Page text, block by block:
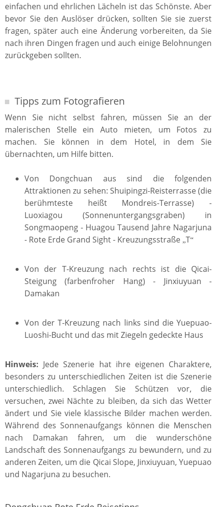
einfachen und ehrlichen Lächeln ist das Schönste. Aber
bevor Sie den Auslöser drücken, sollten Sie sie zuerst
fragen, später auch eine Änderung vorbereiten, da Sie
nach ihren Dingen fragen und auch einige Belohnungen
zurückgeben sollten.
Tipps zum Fotografieren
Wenn Sie nicht selbst fahren, müssen Sie an der
malerischen Stelle ein Auto mieten, um Fotos zu
machen. Sie können in dem Hotel, in dem Sie
übernachten, um Hilfe bitten.
Von Dongchuan aus sind die folgenden
Attraktionen zu sehen: Shuipingzi-Reisterrasse (die
berühmteste heißt Mondreis-Terrasse) -
Luoxiagou (Sonnenuntergangsgraben) in
Songmaopeng - Huagou Tausend Jahre Nagarjuna
- Rote Erde Grand Sight - Kreuzungsstraße „T“
Von der T-Kreuzung nach rechts ist die Qicai-
Steigung (farbenfroher Hang) - Jinxiuyuan -
Damakan
Von der T-Kreuzung nach links sind die Yuepuao-
Luoshi-Bucht und das mit Ziegeln gedeckte Haus
Hinweis: Jede Szenerie hat ihre eigenen Charaktere,
besonders zu unterschiedlichen Zeiten ist die Szenerie
unterschiedlich. Schlagen Sie Schützen vor, die
versuchen, zwei Nächte zu bleiben, da sich das Wetter
ändert und Sie viele klassische Bilder machen werden.
Während des Sonnenaufgangs können die Menschen
nach Damakan fahren, um die wunderschöne
Landschaft des Sonnenaufgangs zu bewundern, und zu
anderen Zeiten, um die Qicai Slope, Jinxiuyuan, Yuepuao
und Nagarjuna zu besuchen.